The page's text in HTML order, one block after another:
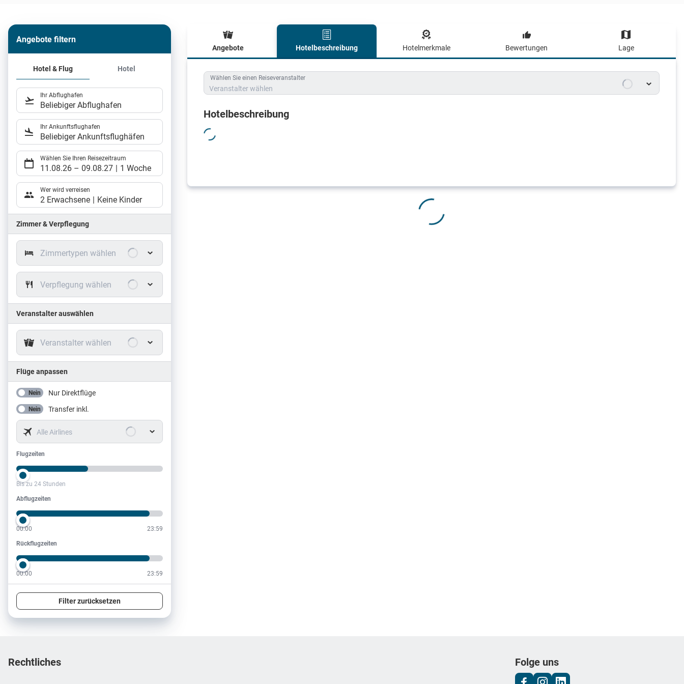
Angebote filtern
Hotel & Flug Hotel
Ihr Abflughafen
Beliebiger Abflughafen
Ihr Ankunftsflughafen
Beliebiger Ankunftsflughäfen
Wählen Sie Ihren Reisezeitraum
11.08.26 – 09.08.27 1 Woche
Wer wird verreisen
2 Erwachsene Keine Kinder
Zimmer & Verpflegung
Zimmertypen wählen
Verpflegung wählen
Veranstalter auswählen
Veranstalter wählen
Flüge anpassen
Nein Nur Direktflüge
Nein Transfer inkl.
Alle Airlines
Flugzeiten
Flugzeiten
Bis zu 24 Stunden
Abflugzeiten
Abflugzeiten
00:00 23:59
Rückflugzeiten
Rückflugzeiten
00:00 23:59
Filter zurücksetzen
Angebote Hotelbeschreibung Hotelmerkmale Bewertungen Lage
Hotelbeschreibung
Wählen Sie einen Reiseveranstalter
Veranstalter wählen
Hotelbeschreibung
Footer navigation
Rechtliches Folge uns